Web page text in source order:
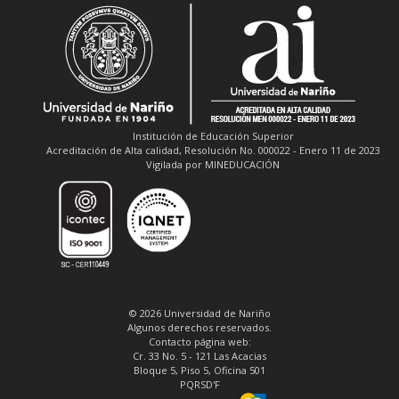
Institución de Educación Superior
Acreditación de Alta calidad, Resolución No. 000022 - Enero 11 de 2023
Vigilada por MINEDUCACIÓN
© 2026 Universidad de Nariño
Algunos derechos reservados.
Contacto página web:
Cr. 33 No. 5 - 121 Las Acacias
Bloque 5, Piso 5, Oficina 501
PQRSD'F